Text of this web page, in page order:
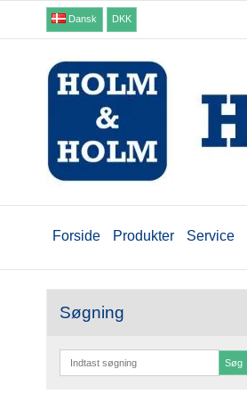
Dansk DKK
Forside Produkter Service
Søgning
Søg